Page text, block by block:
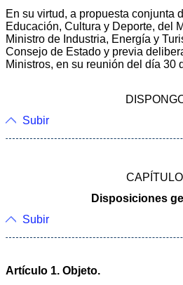
En su virtud, a propuesta conjunta
Educación, Cultura y Deporte, del
Ministro de Industria, Energía y
Consejo de Estado y previa
Ministros, en su reunión del día 30
Subir
CAPÍTULO I
Disposiciones
Subir
Artículo 1. Objeto.